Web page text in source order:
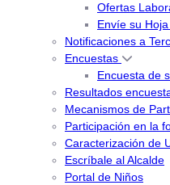
Ofertas
Envíe su
Notificaciones a
Encuestas
Encuesta de
Resultados
Mecanismos de
Participación en la
Caracterización de
Escríbale al Alcalde
Portal de Niños